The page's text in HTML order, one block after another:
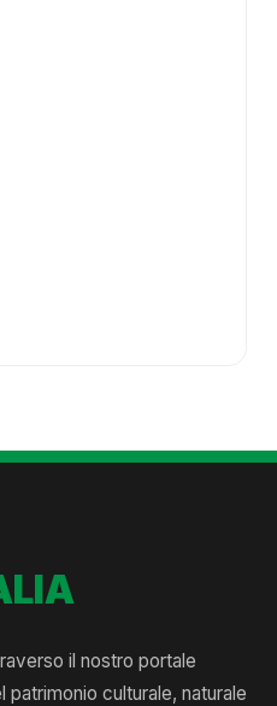
il nostro portale
culturale, naturale